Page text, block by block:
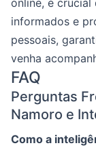
online, é crucial
informados e
pessoais,
venha
FAQ
Perguntas
Namoro e
Como a